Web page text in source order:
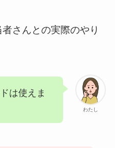
さんとの実際のやり
わたし
は使えま